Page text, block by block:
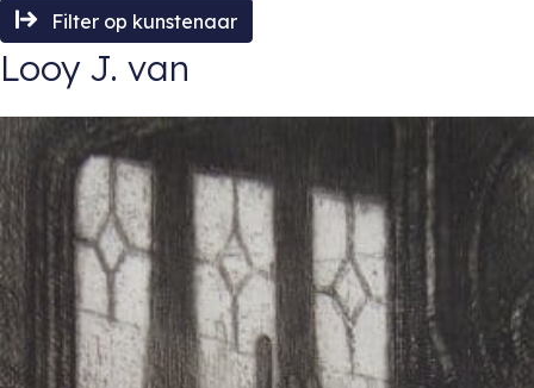
Filter op kunstenaar
Looy J. van